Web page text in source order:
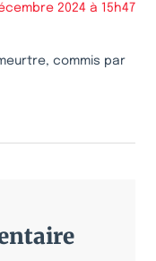
2024 à 15h47
commis par